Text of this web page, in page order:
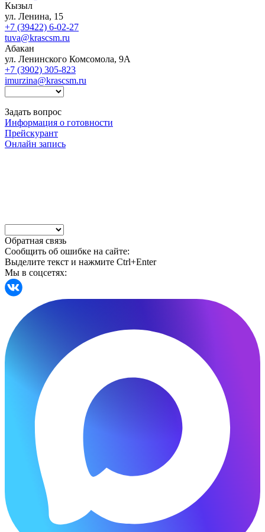
Кызыл
ул. Ленина, 15
+7 (39422) 6-02-27
tuva@krascsm.ru
Абакан
ул. Ленинского Комсомола, 9А
+7 (3902) 305-823
imurzina@krascsm.ru
Задать вопрос
Информация о готовности
Прейскурант
Онлайн запись
Обратная связь
Сообщить об ошибке на сайте:
Выделите текст и нажмите Ctrl+Enter
Мы в соцсетях: